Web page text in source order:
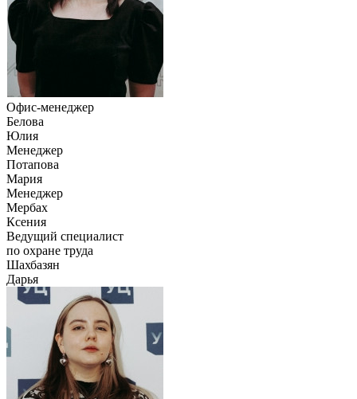
Офис-менеджер
Белова
Юлия
Менеджер
Потапова
Мария
Менеджер
Мербах
Ксения
Ведущий специалист
по охране труда
Шахбазян
Дарья